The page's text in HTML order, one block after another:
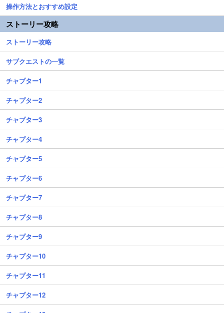
操作方法とおすすめ設定
ストーリー攻略
ストーリー攻略
サブクエストの一覧
チャプター1
チャプター2
チャプター3
チャプター4
チャプター5
チャプター6
チャプター7
チャプター8
チャプター9
チャプター10
チャプター11
チャプター12